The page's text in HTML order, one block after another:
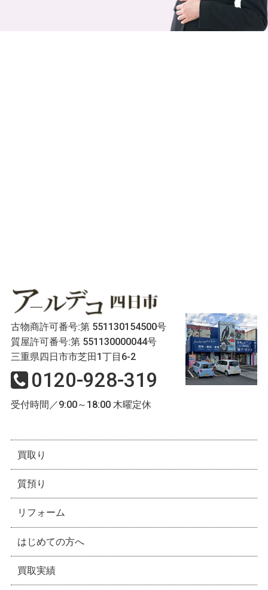
古物商許可番号:第 551130154500号
質屋許可番号:第 551130000044号
三重県四日市市芝田1丁目6-2
0120-928-319
受付時間／9:00～18:00 木曜定休
買取り
質預り
リフォーム
はじめての方へ
買取実績